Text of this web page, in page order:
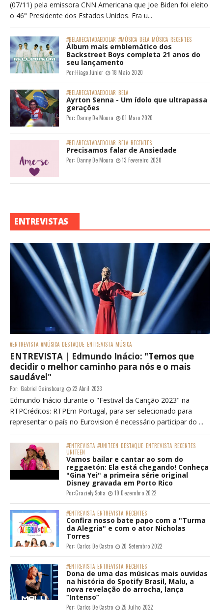
(07/11) pela emissora CNN Americana que Joe Biden foi eleito
o 46° Presidente dos Estados Unidos. Era u...
#BELARECATADAEDOLAR #MÚSICA BELA MÚSICA RECENTES
Álbum mais emblemático dos
Backstreet Boys completa 21 anos do
seu lançamento
Por:Hiago Júnior 18 Maio 2020
#BELARECATADAEDOLAR BELA
Ayrton Senna - Um ídolo que ultrapassa
gerações
Por: Danny De Moura 01 Maio 2020
#BELARECATADAEDOLAR BELA RECENTES
Precisamos falar de Ansiedade
Por: Danny De Moura 13 Fevereiro 2020
ENTREVISTAS
#ENTREVISTA #MÚSICA DESTAQUE ENTREVISTA MÚSICA
ENTREVISTA | Edmundo Inácio: "Temos que
decidir o melhor caminho para nós e o mais
saudável"
Por: Gabriel Gainsbourg 22 Abril 2023
Edmundo Inácio durante o "Festival da Canção 2023" na
RTPCréditos: RTPEm Portugal, para ser selecionado para
representar o país no Eurovision é necessário participar do ...
#ENTREVISTA #UNITEEN DESTAQUE ENTREVISTA RECENTES
UNITEEN
Vamos bailar e cantar ao som do
reggaetón: Ela está chegando! Conheça
"Gina Yei" a primeira série original
Disney gravada em Porto Rico
Por:Graziely Sofia 19 Dezembro 2022
#ENTREVISTA ENTREVISTA RECENTES
Confira nosso bate papo com a "Turma
da Alegria" e com o ator Nicholas
Torres
Por: Carlos De Castro 20 Setembro 2022
#ENTREVISTA ENTREVISTA RECENTES
Dona de uma das músicas mais ouvidas
na história do Spotify Brasil, Malu, a
nova revelação do arrocha, lança
“Intenso”
Por: Carlos De Castro 25 Julho 2022